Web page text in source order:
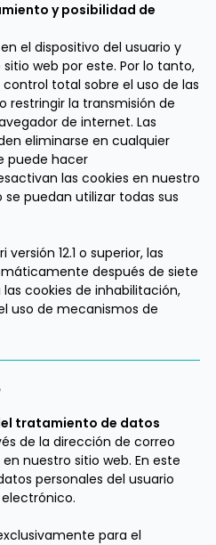
y posibilidad de
el dispositivo del usuario y
web por este. Por lo tanto,
total sobre el uso de las
restringir la transmisión de
de internet. Las
eliminarse en cualquier
puede hacer
las cookies en nuestro
puedan utilizar todas sus
12.1 o superior, las
después de siete
cookies de inhabilitación,
uso de mecanismos de
tratamiento de datos
de la dirección de correo
nuestro sitio web. En este
personales del usuario
para el